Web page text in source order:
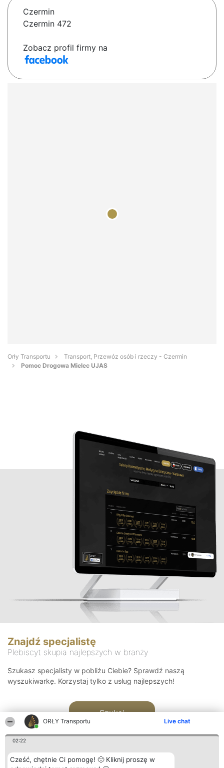
ORŁY Transportu Live chat
02:22
Cześć, chętnie Ci pomogę! 🙂 Kliknij proszę w
Czermin
Czermin 472
Zobacz profil firmy na
Orły Transportu
Transport, Przewóz osób i rzeczy - Czermin
Pomoc Drogowa Mielec UJAS
Znajdź specjalistę
Plebiscyt skupia najlepszych w branży
Szukasz specjalisty w pobliżu Ciebie? Sprawdź naszą
wyszukiwarkę. Korzystaj tylko z usług najlepszych!
Szukaj